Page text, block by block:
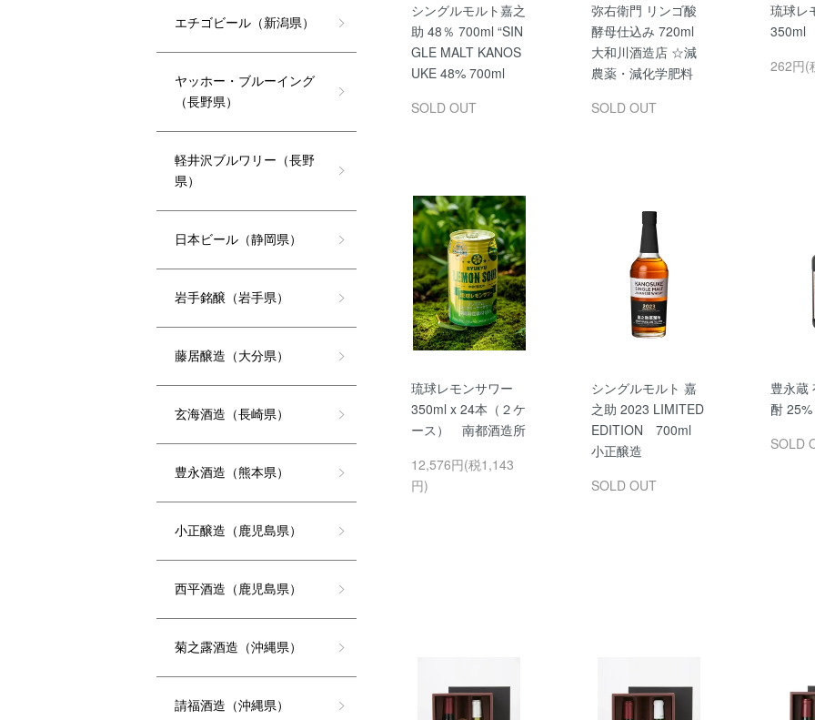
シングルモルト嘉之
助 48％ 700ml “SIN
GLE MALT KANOS
UKE 48% 700ml
SOLD OUT
弥右衛門 リンゴ酸
酵母仕込み 720ml
大和川酒造店 ☆減
農薬・減化学肥料
SOLD OUT
琉球
350ml
262円(
琉球レモンサワー
350ml x 24本（２ケ
ース） 南都酒造所
12,576円(税1,143
円)
シングルモルト 嘉
之助 2023 LIMITED
EDITION 700ml
小正醸造
SOLD OUT
豊永蔵
酎
SOLD
エチゴビール（新潟県）
ヤッホー・ブルーイング
（長野県）
軽井沢ブルワリー（長野
県）
日本ビール（静岡県）
岩手銘醸（岩手県）
藤居醸造（大分県）
玄海酒造（長崎県）
豊永酒造（熊本県）
小正醸造（鹿児島県）
西平酒造（鹿児島県）
菊之露酒造（沖縄県）
請福酒造（沖縄県）